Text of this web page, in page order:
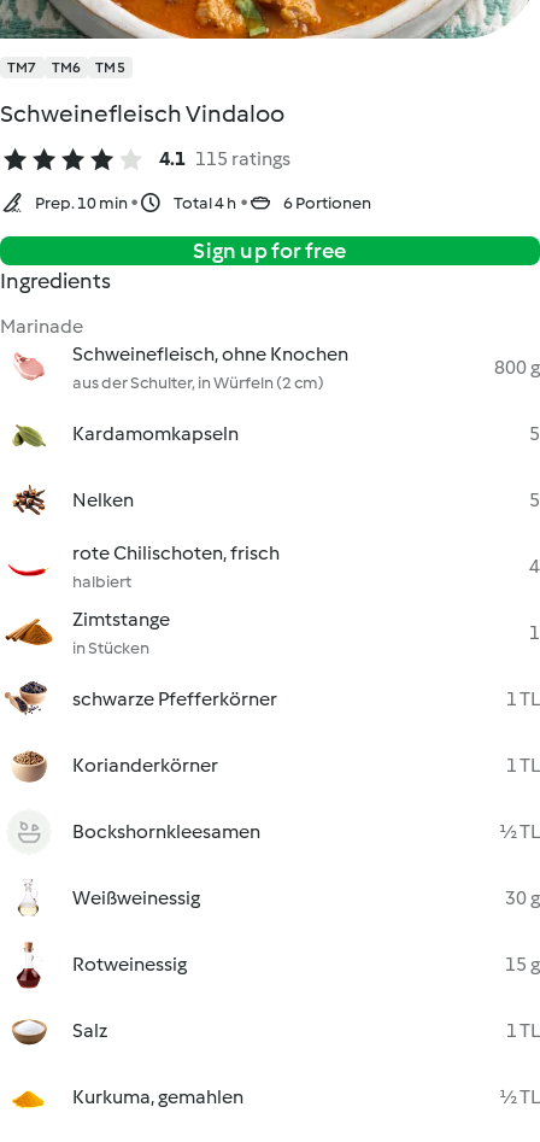
TM7 TM6 TM5
Schweinefleisch Vindaloo
4.1 115 ratings
Prep. 10 min Total 4 h 6 Portionen
Sign up for free
Ingredients
Marinade
Schweinefleisch, ohne Knochen
aus der Schulter, in Würfeln (2 cm)
800 g
Kardamomkapseln 5
Nelken 5
rote Chilischoten, frisch
halbiert
4
Zimtstange
in Stücken
1
schwarze Pfefferkörner 1 TL
Korianderkörner 1 TL
Bockshornkleesamen ½ TL
Weißweinessig 30 g
Rotweinessig 15 g
Salz 1 TL
Kurkuma, gemahlen ½ TL